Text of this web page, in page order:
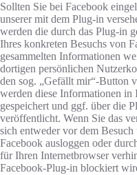
Sollten Sie bei Facebook
unserer mit dem Plug-in
werden die durch das Plug-in
Ihres konkreten Besuchs von
gesammelten Informationen
dortigen persönlichen
den sog. „Gefällt mir“-Button
werden diese Informationen
gespeichert und ggf. über die
veröffentlicht. Wenn Sie das
sich entweder vor dem Besuch
Facebook ausloggen oder
für Ihren Internetbrowser
Facebook-Plug-in blockiert